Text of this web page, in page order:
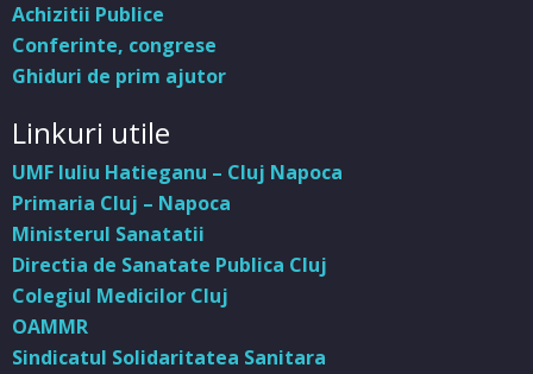
Achizitii Publice
Conferinte, congrese
Ghiduri de prim ajutor
Linkuri utile
UMF Iuliu Hatieganu – Cluj Napoca
Primaria Cluj – Napoca
Ministerul Sanatatii
Directia de Sanatate Publica Cluj
Colegiul Medicilor Cluj
OAMMR
Sindicatul Solidaritatea Sanitara